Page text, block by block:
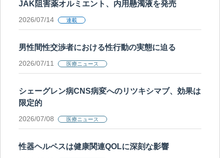
JAK阻害薬オルミエント、内用懸濁液を発売
2026/07/14 連載
男性間性交渉者における性行動の実態に迫る
2026/07/11 医療ニュース
シェーグレン病CNS病変へのリツキシマブ、効果は
限定的
2026/07/08 医療ニュース
性器ヘルペスは健康関連QOLに深刻な影響